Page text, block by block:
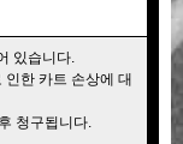
있습니다.
인한 카트 손상에 대
청구됩니다.